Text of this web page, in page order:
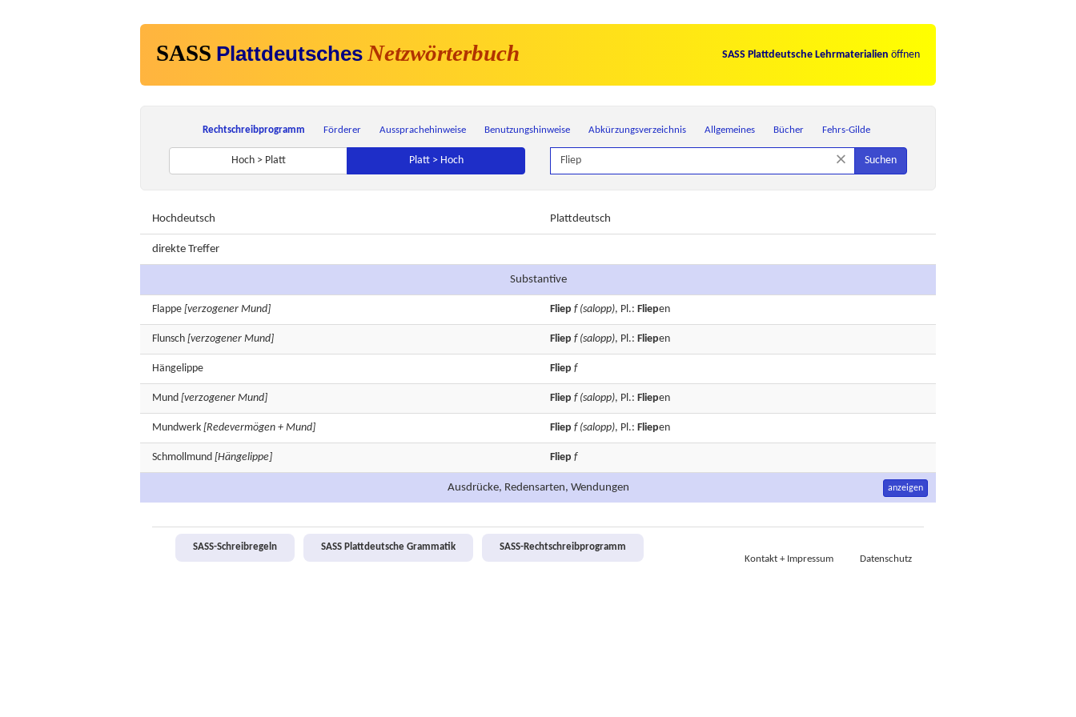
SASS Plattdeutsches Netzwörterbuch SASS Plattdeutsche Lehrmaterialien öffnen
Rechtschreibprogramm Förderer Aussprachehinweise Benutzungshinweise Abkürzungsverzeichnis Allgemeines Bücher Fehrs-Gilde
Hoch > Platt Platt > Hoch × Suchen
Hochdeutsch Plattdeutsch
direkte Treffer
Substantive
Flappe [verzogener Mund] Fliep f (salopp), Pl.: Fliepen
Flunsch [verzogener Mund] Fliep f (salopp), Pl.: Fliepen
Hängelippe Fliep f
Mund [verzogener Mund] Fliep f (salopp), Pl.: Fliepen
Mundwerk [Redevermögen + Mund] Fliep f (salopp), Pl.: Fliepen
Schmollmund [Hängelippe] Fliep f
Ausdrücke, Redensarten, Wendungen anzeigen
SASS-Schreibregeln SASS Plattdeutsche Grammatik
SASS-Rechtschreibprogramm
Kontakt + Impressum
Datenschutz